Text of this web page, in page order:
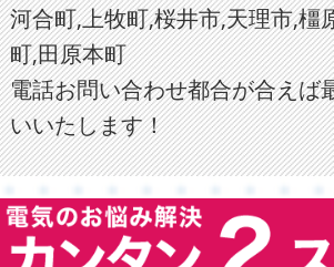
河合町,上牧町,桜井市,天理市,橿
町,田原本町
電話お問い合わせ都合が合えば
いいたします！